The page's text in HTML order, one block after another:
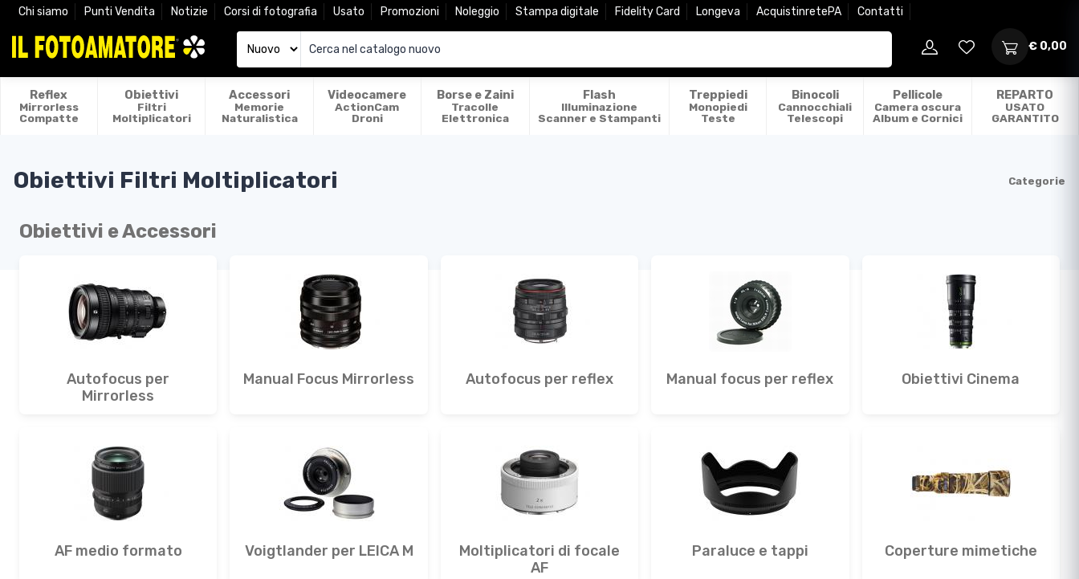
Chi siamo Punti Vendita Notizie Corsi di fotografia Usato Promozioni Noleggio Stampa digitale Fidelity Card Longeva AcquistinretePA Contatti
€ 0,00
Reflex
Mirrorless
Compatte
Obiettivi
Filtri
Moltiplicatori
Accessori
Memorie
Naturalistica
Videocamere
ActionCam
Droni
Borse e Zaini
Tracolle
Elettronica
Flash
Illuminazione
Scanner e Stampanti
Treppiedi
Monopiedi
Teste
Binocoli
Cannocchiali
Telescopi
Pellicole
Camera oscura
Album e Cornici
REPARTO
USATO
GARANTITO
Categorie
Obiettivi Filtri Moltiplicatori
Obiettivi e Accessori
Autofocus per
Mirrorless
Manual Focus Mirrorless Autofocus per reflex Manual focus per reflex Obiettivi Cinema
AF medio formato Voigtlander per LEICA M
Moltiplicatori di focale
AF
Paraluce e tappi Coperture mimetiche